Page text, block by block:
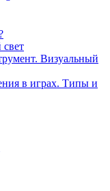
Визуальный
в играх. Типы и